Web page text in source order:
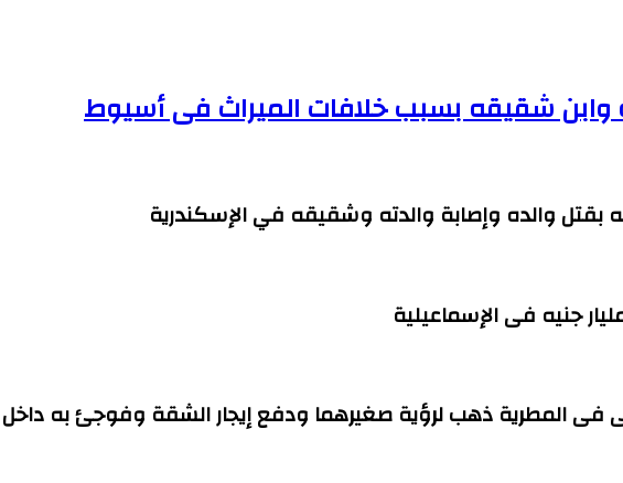
وابن شقيقه بسبب خلافات الميراث فى أسيوط
بقتل والده وإصابة والدته وشقيقه في الإسكندرية
المطرية ذهب لرؤية صغيرهما ودفع إيجار الشقة وفوجئ به داخل